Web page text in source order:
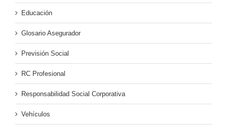
Educación
Glosario Asegurador
Previsión Social
RC Profesional
Responsabilidad Social Corporativa
Vehículos